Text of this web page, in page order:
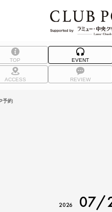
TOP EVENT
ACCESS REVIEW
予約
2026 07/